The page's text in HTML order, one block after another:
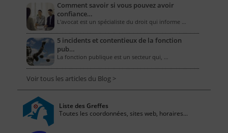
Comment savoir si vous pouvez avoir
confiance…
L'avocat est un spécialiste du droit qui informe …
5 incidents et contentieux de la fonction
pub…
La fonction publique est un secteur qui, …
Voir tous les articles du Blog >
Liste des Greffes
Toutes les coordonnées, sites web, horaires...